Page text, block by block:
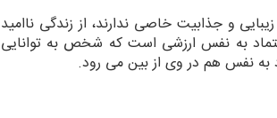
و جذابیت خاصی ندارند، از زندگی ناامید
به نفس ارزشی است که شخص به توانایی
به نفس هم در وی از بین می رود.